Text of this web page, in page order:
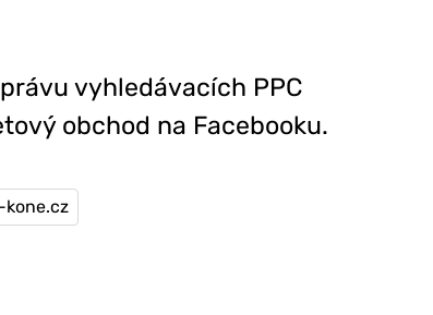
vyhledávacích PPC
obchod na Facebooku.